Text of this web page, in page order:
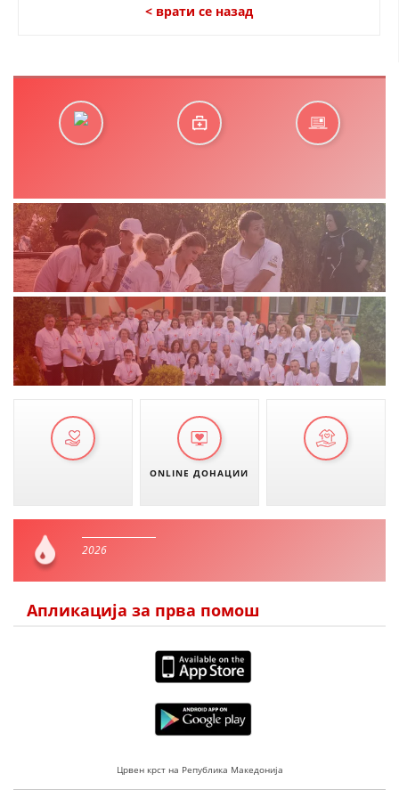
< врати се назад
ONLINE ДОНАЦИИ
2026
Апликација за прва помош
Црвен крст на Република Македонија